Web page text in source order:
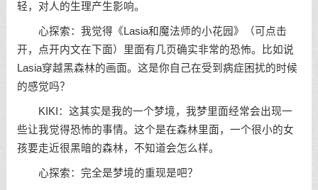
轻，对人的生理产生影响。
心探索：我觉得《Lasia和魔法师的小花园》（可点击
开，点开内文在下面）里面有几页确实非常的恐怖。比如说
Lasia穿越黑森林的画面。这是你自己在受到病症困扰的时候
的感觉吗？
KIKI：这其实是我的一个梦境，我梦里面经常会出现一
些让我觉得恐怖的事情。这个是在森林里面，一个很小的女
孩要走近很黑暗的森林，不知道会怎么样。
心探索：完全是梦境的重现是吧？